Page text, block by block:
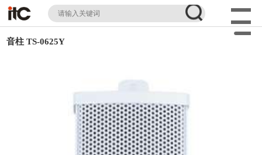
音柱 TS-0625Y